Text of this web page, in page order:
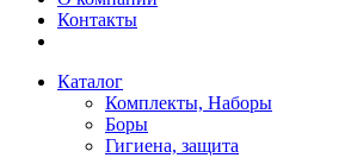
Контакты
Каталог
Комплекты, Наборы
Боры
Гигиена, защита